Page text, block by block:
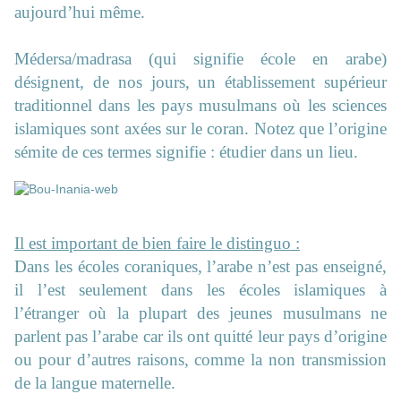
aujourd’hui même.
Médersa/madrasa (qui signifie école en arabe)
désignent, de nos jours, un établissement supérieur
traditionnel dans les pays musulmans où les sciences
islamiques sont axées sur le coran. Notez que l’origine
sémite de ces termes signifie : étudier dans un lieu.
Il est important de bien faire le distinguo :
Dans les écoles coraniques, l’arabe n’est pas enseigné,
il l’est seulement dans les écoles islamiques à
l’étranger où la plupart des jeunes musulmans ne
parlent pas l’arabe car ils ont quitté leur pays d’origine
ou pour d’autres raisons, comme la non transmission
de la langue maternelle.